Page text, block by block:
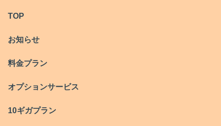
TOP
お知らせ
料金プラン
オプションサービス
10ギガプラン